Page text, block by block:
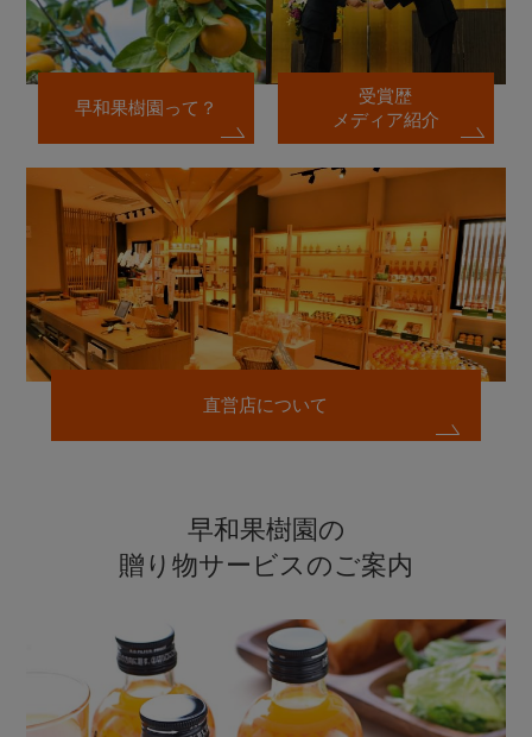
早和果樹園って？
受賞歴
メディア紹介
直営店について
早和果樹園の
贈り物サービスのご案内